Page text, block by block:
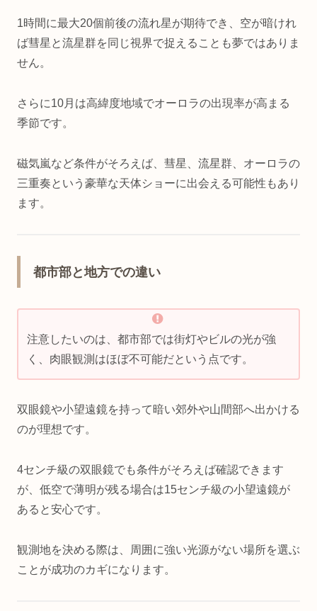
1時間に最大20個前後の流れ星が期待でき、空が暗けれ
ば彗星と流星群を同じ視界で捉えることも夢ではありま
せん。
さらに10月は高緯度地域でオーロラの出現率が高まる
季節です。
磁気嵐など条件がそろえば、彗星、流星群、オーロラの
三重奏という豪華な天体ショーに出会える可能性もあり
ます。
都市部と地方での違い
注意したいのは、都市部では街灯やビルの光が強
く、肉眼観測はほぼ不可能だという点です。
双眼鏡や小望遠鏡を持って暗い郊外や山間部へ出かける
のが理想です。
4センチ級の双眼鏡でも条件がそろえば確認できます
が、低空で薄明が残る場合は15センチ級の小望遠鏡が
あると安心です。
観測地を決める際は、周囲に強い光源がない場所を選ぶ
ことが成功のカギになります。